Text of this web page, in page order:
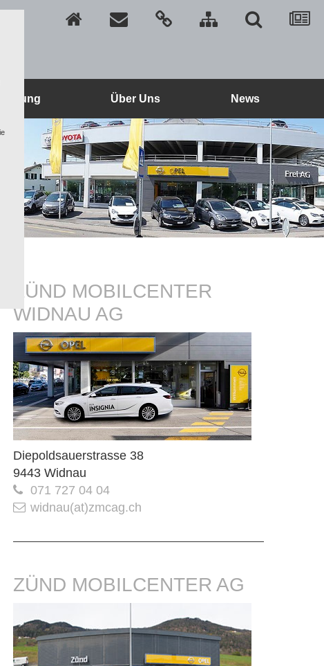
Über Uns News
ZÜND MOBILCENTER
WIDNAU AG
Diepoldsauerstrasse 38
9443 Widnau
071 727 04 04
widnau(at)zmcag.ch
ZÜND MOBILCENTER AG